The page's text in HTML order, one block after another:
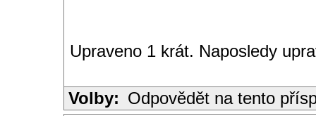
Upraveno 1 krát. Naposledy
Volby: Odpovědět na tento